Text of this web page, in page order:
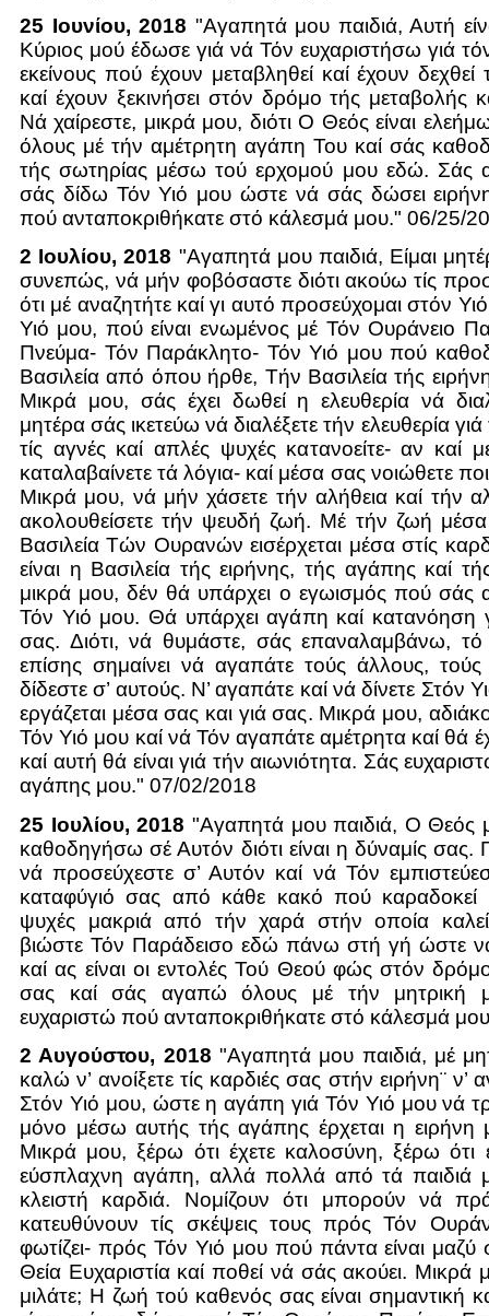
25 Ιουνίου, 2018 "Αγαπητά μου παιδιά, Αυτή
Κύριος μού έδωσε γιά νά Τόν ευχαριστήσω γιά
εκείνους πού έχουν μεταβληθεί καί έχουν
καί έχουν ξεκινήσει στόν δρόμο τής μεταβολής
Νά χαίρεστε, μικρά μου, διότι Ο Θεός είναι
όλους μέ τήν αμέτρητη αγάπη Του καί σάς
τής σωτηρίας μέσω τού ερχομού μου εδώ. Σάς
σάς δίδω Τόν Υιό μου ώστε νά σάς δώσει
πού ανταποκριθήκατε στό κάλεσμά μου." 06/25/
2 Ιουλίου, 2018 "Αγαπητά μου παιδιά, Είμαι
συνεπώς, νά μήν φοβόσαστε διότι ακούω τίς
ότι μέ αναζητήτε καί γι αυτό προσεύχομαι στόν
Υιό μου, πού είναι ενωμένος μέ Τόν Ουράνειο
Πνεύμα- Τόν Παράκλητο- Τόν Υιό μου πού
Βασιλεία από όπου ήρθε, Τήν Βασιλεία τής
Μικρά μου, σάς έχει δωθεί η ελευθερία νά
μητέρα σάς ικετεύω νά διαλέξετε τήν ελευθερία
τίς αγνές καί απλές ψυχές κατανοείτε- αν καί
καταλαβαίνετε τά λόγια- καί μέσα σας νοιώθετε
Μικρά μου, νά μήν χάσετε τήν αλήθεια καί τήν
ακολουθείσετε τήν ψευδή ζωή. Μέ τήν ζωή
Βασιλεία Τών Ουρανών εισέρχεται μέσα στίς
είναι η Βασιλεία τής ειρήνης, τής αγάπης καί
μικρά μου, δέν θά υπάρχει ο εγωισμός πού σάς
Τόν Υιό μου. Θά υπάρχει αγάπη καί κατανόηση
σας. Διότι, νά θυμάστε, σάς επαναλαμβάνω,
επίσης σημαίνει νά αγαπάτε τούς άλλους,
δίδεστε σ’ αυτούς. Ν’ αγαπάτε καί νά δίνετε Στόν
εργάζεται μέσα σας και γιά σας. Μικρά μου,
Τόν Υιό μου καί νά Τόν αγαπάτε αμέτρητα καί θά
καί αυτή θά είναι γιά τήν αιωνιότητα. Σάς
αγάπης μου." 07/02/2018
25 Ιουλίου, 2018 "Αγαπητά μου παιδιά, Ο Θεός
καθοδηγήσω σέ Αυτόν διότι είναι η δύναμίς σας.
νά προσεύχεστε σ’ Αυτόν καί νά Τόν
καταφύγιό σας από κάθε κακό πού καραδοκεί
ψυχές μακριά από τήν χαρά στήν οποία
βιώστε Τόν Παράδεισο εδώ πάνω στή γή ώστε
καί ας είναι οι εντολές Τού Θεού φώς στόν
σας καί σάς αγαπώ όλους μέ τήν μητρική
ευχαριστώ πού ανταποκριθήκατε στό κάλεσμά
2 Αυγούστου, 2018 "Αγαπητά μου παιδιά, μέ
καλώ ν’ ανοίξετε τίς καρδιές σας στήν ειρήνη¨ ν’
Στόν Υιό μου, ώστε η αγάπη γιά Τόν Υιό μου νά
μόνο μέσω αυτής τής αγάπης έρχεται η
Μικρά μου, ξέρω ότι έχετε καλοσύνη, ξέρω ότι
εύσπλαχνη αγάπη, αλλά πολλά από τά παιδιά
κλειστή καρδιά. Νομίζουν ότι μπορούν νά
κατευθύνουν τίς σκέψεις τους πρός Τόν
φωτίζει- πρός Τόν Υιό μου πού πάντα είναι μαζύ
Θεία Ευχαριστία καί ποθεί νά σάς ακούει. Μικρά
μιλάτε; Η ζωή τού καθενός σας είναι σημαντική